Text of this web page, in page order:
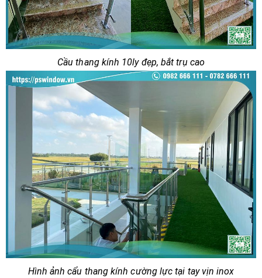
Cầu thang kính 10ly đẹp, bắt trụ cao
Hình ảnh cẩu thang kính cường lực tại tay vịn inox